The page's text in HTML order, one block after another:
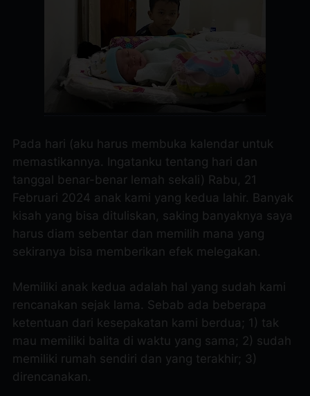
Pada hari (aku harus membuka kalendar untuk
memastikannya. Ingatanku tentang hari dan
tanggal benar-benar lemah sekali) Rabu, 21
Februari 2024 anak kami yang kedua lahir. Banyak
kisah yang bisa dituliskan, saking banyaknya saya
harus diam sebentar dan memilih mana yang
sekiranya bisa memberikan efek melegakan.
Memiliki anak kedua adalah hal yang sudah kami
rencanakan sejak lama. Sebab ada beberapa
ketentuan dari kesepakatan kami berdua; 1) tak
mau memiliki balita di waktu yang sama; 2) sudah
memiliki rumah sendiri dan yang terakhir; 3)
direncanakan.